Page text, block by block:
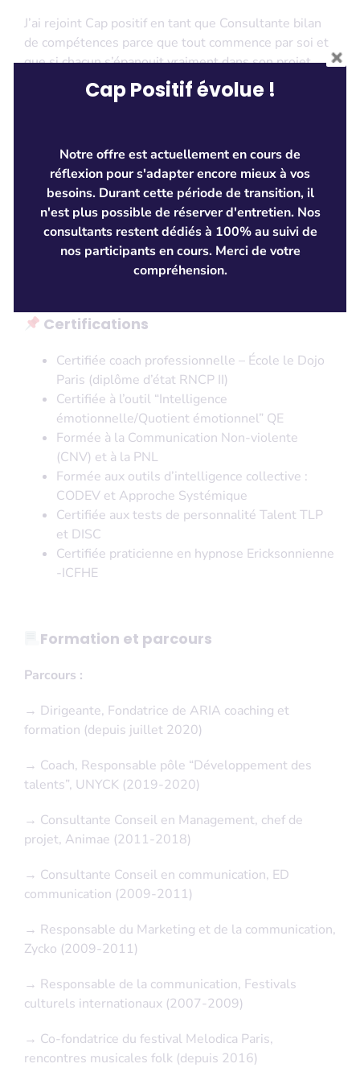
J’ai rejoint Cap positif en tant que Consultante bilan
de compétences parce que tout commence par soi et
que si chacun s’épanouit vraiment dans son projet
professionnel alors un cercle vertueux peut
s’enclencher pour libérer les potentiels au service
écologique et du développement durable en
accompagnant le changement professionnel de celles
et ceux qui souhaitent réaliser une reconversion vers
un projet à impact !
Libérer les talents et les potentiels de celles et ceux
qui veulent changer le monde.
Certifications
Certifiée coach professionnelle – École le Dojo
Paris (diplôme d’état RNCP II)
Certifiée à l’outil “Intelligence
émotionnelle/Quotient émotionnel” QE
Formée à la Communication Non-violente
(CNV) et à la PNL
Formée aux outils d’intelligence collective :
CODEV et Approche Systémique
Certifiée aux tests de personnalité Talent TLP
et DISC
Certifiée praticienne en hypnose Ericksonnienne
-ICFHE
Formation et parcours
Parcours :
→ Dirigeante, Fondatrice de ARIA coaching et
formation (depuis juillet 2020)
→ Coach, Responsable pôle “Développement des
talents”, UNYCK (2019-2020)
→ Consultante Conseil en Management, chef de
projet, Animae (2011-2018)
→ Consultante Conseil en communication, ED
communication (2009-2011)
→ Responsable du Marketing et de la communication,
Zycko (2009-2011)
→ Responsable de la communication, Festivals
culturels internationaux (2007-2009)
→ Co-fondatrice du festival Melodica Paris,
rencontres musicales folk (depuis 2016)
Cap Positif évolue !
Notre offre est actuellement en cours de
réflexion pour s'adapter encore mieux à vos
besoins. Durant cette période de transition, il
n'est plus possible de réserver d'entretien. Nos
consultants restent dédiés à 100% au suivi de
nos participants en cours. Merci de votre
compréhension.